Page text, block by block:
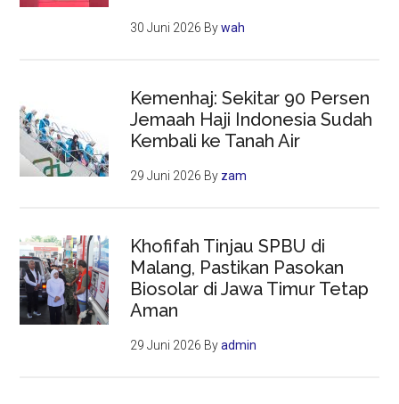
30 Juni 2026 Bywah
Kemenhaj: Sekitar 90 Persen
Jemaah Haji Indonesia Sudah
Kembali ke Tanah Air
29 Juni 2026 By zam
Khofifah Tinjau SPBU di
Malang, Pastikan Pasokan
Biosolar di Jawa Timur Tetap
Aman
29 Juni 2026 Byadmin